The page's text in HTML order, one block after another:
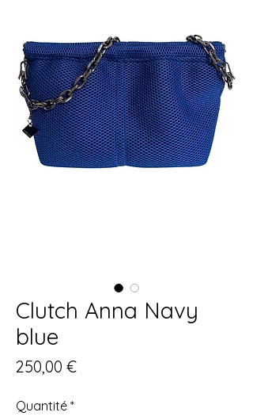
Clutch Anna Navy
blue
250,00 €Prix
Quantité *